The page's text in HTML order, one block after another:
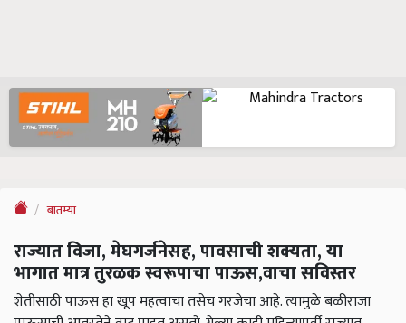
बातम्या
राज्यात विजा, मेघगर्जनेसह, पावसाची शक्यता, या
भागात मात्र तुरळक स्वरूपाचा पाऊस,वाचा सविस्तर
शेतीसाठी पाऊस हा खूप महत्वाचा तसेच गरजेचा आहे. त्यामुळे बळीराजा